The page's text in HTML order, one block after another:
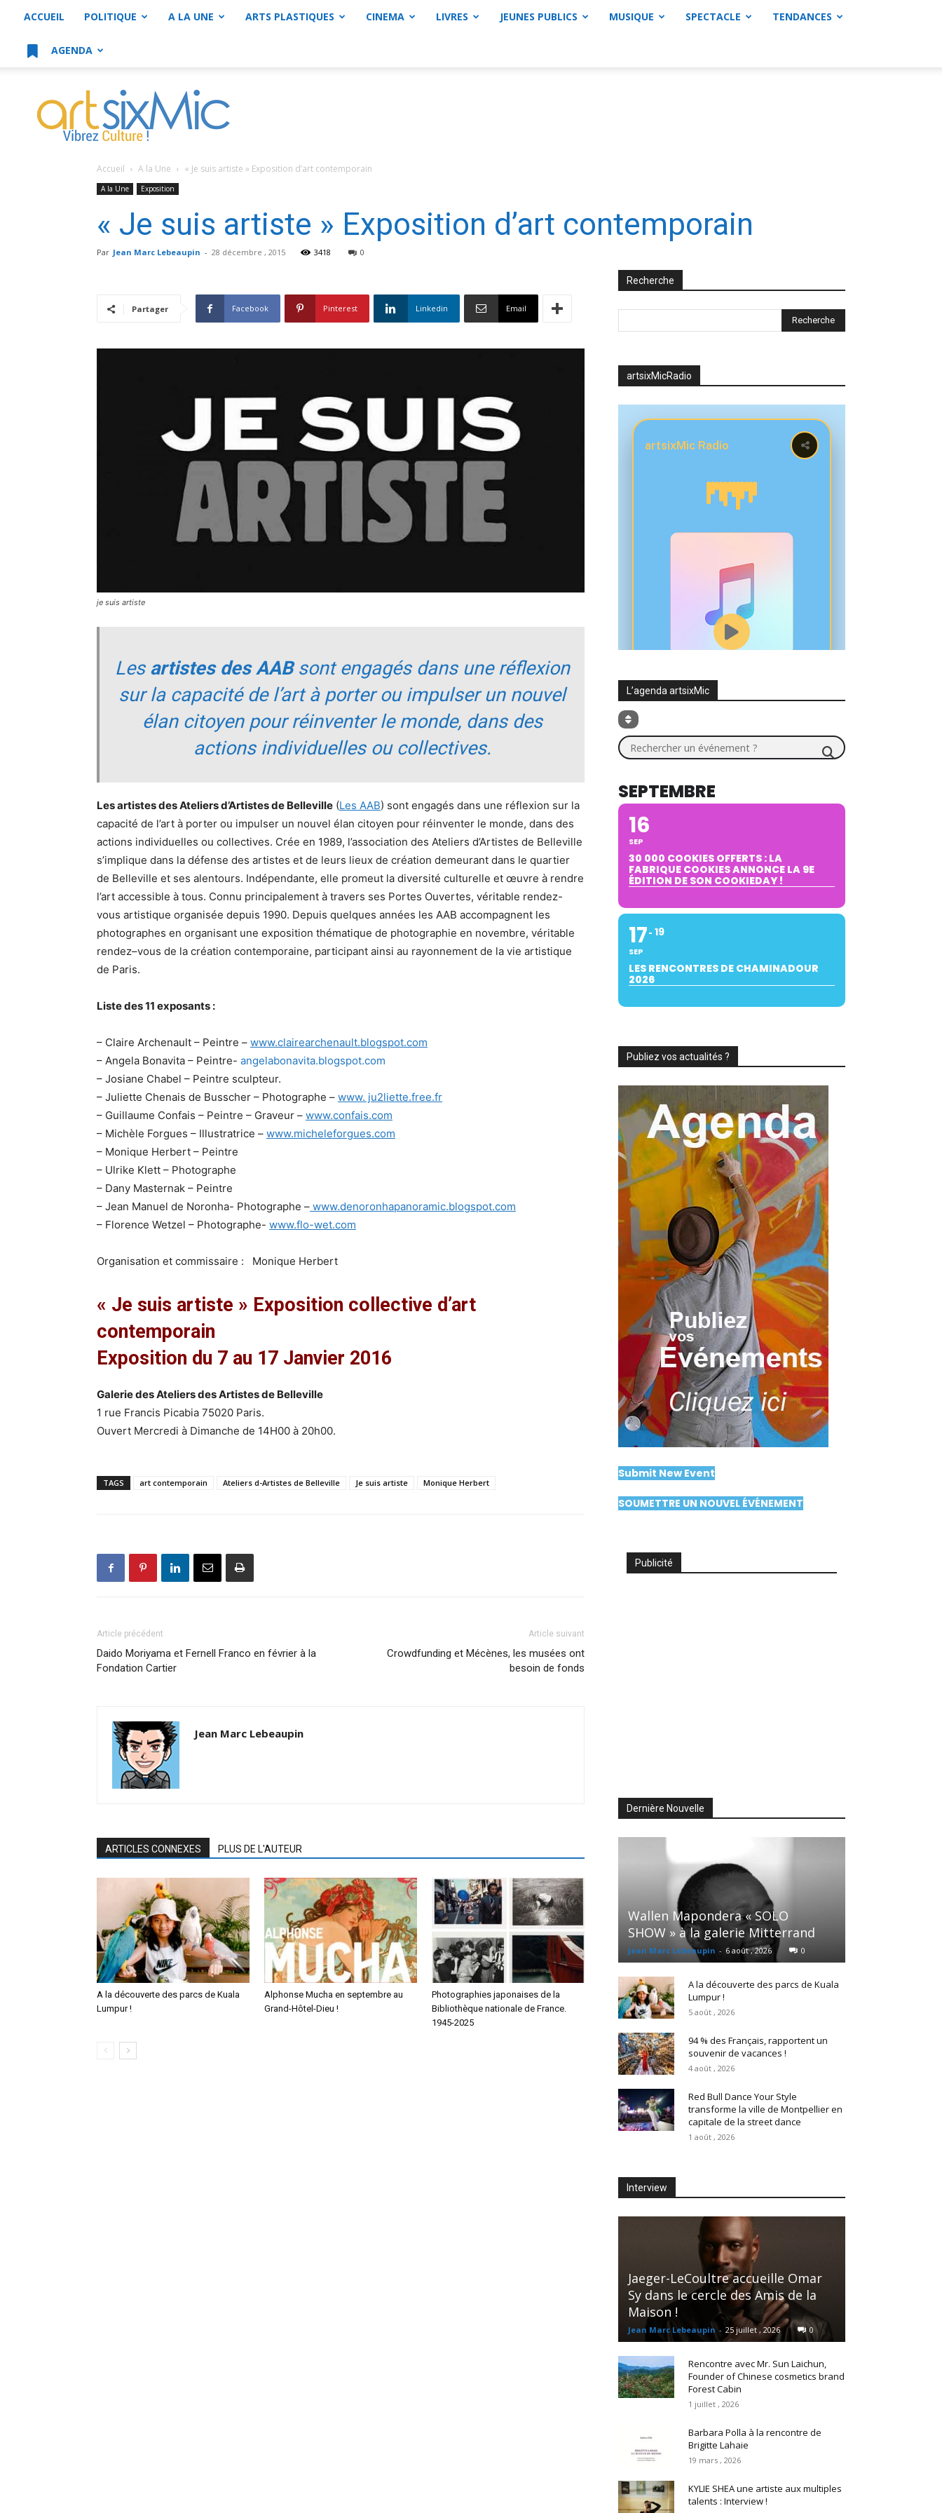
ACCUEIL POLITIQUE A LA UNE ARTS PLASTIQUES CINEMA LIVRES JEUNES PUBLICS MUSIQUE SPECTACLE TENDANCES
AGENDA
artsixMic
Accueil A la Une « Je suis artiste » Exposition d’art contemporain
A la Une Exposition
« Je suis artiste » Exposition d’art contemporain
Par Jean Marc Lebeaupin - 28 décembre , 2015 3418 0
Partager Facebook Pinterest Linkedin Email
je suis artiste
Lesartistes des AABsont engagés dans une réflexion
sur la capacité de l’art à porter ou impulser un nouvel
élan citoyen pour réinventer le monde, dans des
actions individuelles ou collectives.
Les artistes des Ateliers d’Artistes de Belleville (Les AAB) sont engagés dans une réflexion sur la
capacité de l’art à porter ou impulser un nouvel élan citoyen pour réinventer le monde, dans des
actions individuelles ou collectives. Crée en 1989, l’association des Ateliers d’Artistes de Belleville
s’implique dans la défense des artistes et de leurs lieux de création demeurant dans le quartier
de Belleville et ses alentours. Indépendante, elle promeut la diversité culturelle et œuvre à rendre
l’art accessible à tous. Connu principalement à travers ses Portes Ouvertes, véritable rendez-
vous artistique organisée depuis 1990. Depuis quelques années les AAB accompagnent les
photographes en organisant une exposition thématique de photographie en novembre, véritable
rendez–vous de la création contemporaine, participant ainsi au rayonnement de la vie artistique
de Paris.
Liste des 11 exposants :
– Claire Archenault – Peintre – www.clairearchenault.blogspot.com
– Angela Bonavita – Peintre- angelabonavita.blogspot.com
– Josiane Chabel – Peintre sculpteur.
– Juliette Chenais de Busscher – Photographe – www. ju2liette.free.fr
– Guillaume Confais – Peintre – Graveur – www.confais.com
– Michèle Forgues – Illustratrice – www.micheleforgues.com
– Monique Herbert – Peintre
– Ulrike Klett – Photographe
– Dany Masternak – Peintre
– Jean Manuel de Noronha- Photographe – www.denoronhapanoramic.blogspot.com
– Florence Wetzel – Photographe- www.flo-wet.com
Organisation et commissaire : Monique Herbert
« Je suis artiste » Exposition collective d’art
contemporain
Exposition du 7 au 17 Janvier 2016
Galerie des Ateliers des Artistes de Belleville
1 rue Francis Picabia 75020 Paris.
Ouvert Mercredi à Dimanche de 14H00 à 20h00.
TAGS art contemporain Ateliers d-Artistes de Belleville Je suis artiste Monique Herbert
Article précédent
Daido Moriyama et Fernell Franco en février à la
Fondation Cartier
Article suivant
Crowdfunding et Mécènes, les musées ont
besoin de fonds
Jean Marc Lebeaupin
ARTICLES CONNEXES PLUS DE L'AUTEUR
A la découverte des parcs de Kuala
Lumpur !
Alphonse Mucha en septembre au
Grand-Hôtel-Dieu !
Photographies japonaises de la
Bibliothèque nationale de France.
1945-2025
Recherche
artsixMicRadio
L’agenda artsixMic
Rechercher un événement ?
SEPTEMBRE
16
SEP
30 000 COOKIES OFFERTS : LA
FABRIQUE COOKIES ANNONCE LA 9E
ÉDITION DE SON COOKIEDAY !
17
SEP
19
LES RENCONTRES DE CHAMINADOUR
2026
Publiez vos actualités ?
Submit New Event
SOUMETTRE UN NOUVEL ÉVÉNEMENT
Publicité
Dernière Nouvelle
Wallen Mapondera « SOLO
SHOW » à la galerie Mitterrand
Jean Marc Lebeaupin - 6 août , 2026 0
A la découverte des parcs de Kuala
Lumpur !
5 août , 2026
94 % des Français, rapportent un
souvenir de vacances !
4 août , 2026
Red Bull Dance Your Style
transforme la ville de Montpellier en
capitale de la street dance
1 août , 2026
Interview
Jaeger-LeCoultre accueille Omar
Sy dans le cercle des Amis de la
Maison !
Jean Marc Lebeaupin - 25 juillet , 2026 0
Rencontre avec Mr. Sun Laichun,
Founder of Chinese cosmetics brand
Forest Cabin
1 juillet , 2026
Barbara Polla à la rencontre de
Brigitte Lahaie
19 mars , 2026
KYLIE SHEA une artiste aux multiples
talents : Interview !